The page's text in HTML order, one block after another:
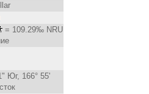
= 109.29‰ NRU
Юг, 166° 55'